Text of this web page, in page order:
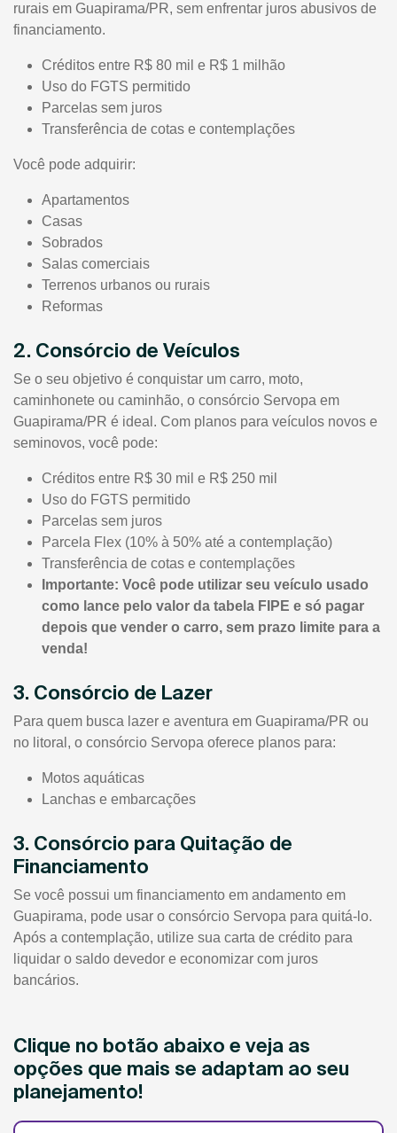
rurais em Guapirama/PR, sem enfrentar juros abusivos de
financiamento.
Créditos entre R$ 80 mil e R$ 1 milhão
Uso do FGTS permitido
Parcelas sem juros
Transferência de cotas e contemplações
Você pode adquirir:
Apartamentos
Casas
Sobrados
Salas comerciais
Terrenos urbanos ou rurais
Reformas
2. Consórcio de Veículos
Se o seu objetivo é conquistar um carro, moto,
caminhonete ou caminhão, o consórcio Servopa em
Guapirama/PR é ideal. Com planos para veículos novos e
seminovos, você pode:
Créditos entre R$ 30 mil e R$ 250 mil
Uso do FGTS permitido
Parcelas sem juros
Parcela Flex (10% à 50% até a contemplação)
Transferência de cotas e contemplações
Importante: Você pode utilizar seu veículo usado
como lance pelo valor da tabela FIPE e só pagar
depois que vender o carro, sem prazo limite para a
venda!
3. Consórcio de Lazer
Para quem busca lazer e aventura em Guapirama/PR ou
no litoral, o consórcio Servopa oferece planos para:
Motos aquáticas
Lanchas e embarcações
3. Consórcio para Quitação de
Financiamento
Se você possui um financiamento em andamento em
Guapirama, pode usar o consórcio Servopa para quitá-lo.
Após a contemplação, utilize sua carta de crédito para
liquidar o saldo devedor e economizar com juros
bancários.
Clique no botão abaixo e veja as
opções que mais se adaptam ao seu
planejamento!